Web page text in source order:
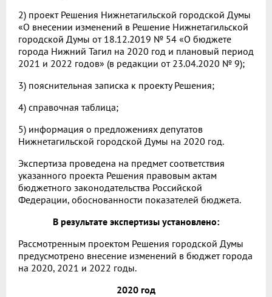
2) проект Решения Нижнетагильской городской Думы
«О внесении изменений в Решение Нижнетагильской
городской Думы от 18.12.2019 № 54 «О бюджете
города Нижний Тагил на 2020 год и плановый период
2021 и 2022 годов» (в редакции от 23.04.2020 № 9);
3) пояснительная записка к проекту Решения;
4) справочная таблица;
5) информация о предложениях депутатов
Нижнетагильской городской Думы на 2020 год.
Экспертиза проведена на предмет соответствия
указанного проекта Решения правовым актам
бюджетного законодательства Российской
Федерации, обоснованности показателей бюджета.
В результате экспертизы установлено:
Рассмотренным проектом Решения городской Думы
предусмотрено внесение изменений в бюджет города
на 2020, 2021 и 2022 годы.
2020 год